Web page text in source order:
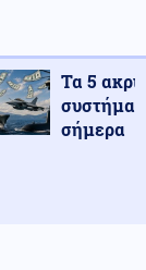
Τα 5
σήμερα